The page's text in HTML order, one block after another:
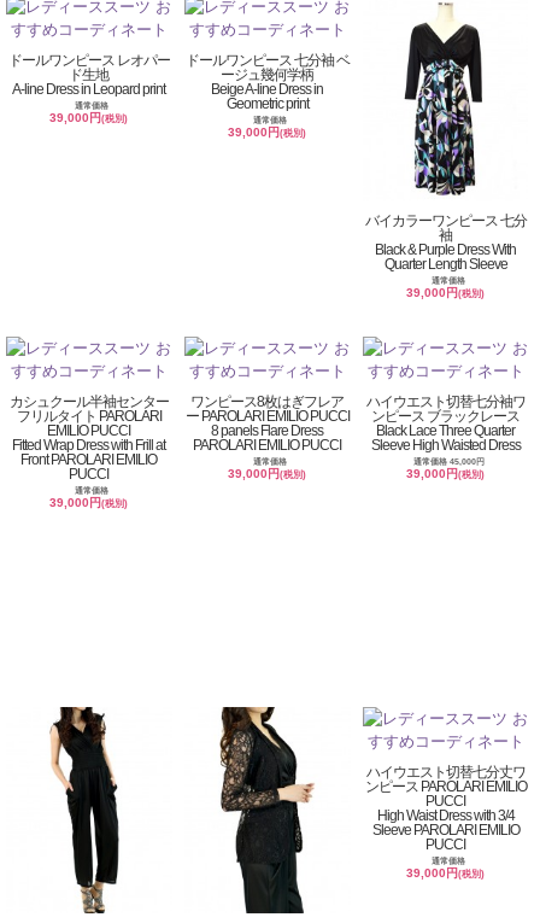
ドールワンピース レオパー
ド生地
A-line Dress in Leopard print
通常価格
39,000円(税別)
ドールワンピース 七分袖 ベ
ージュ幾何学柄
Beige A-line Dress in
Geometric print
通常価格
39,000円(税別)
バイカラーワンピース 七分
袖
Black & Purple Dress With
Quarter Length Sleeve
通常価格
39,000円(税別)
カシュクール半袖センター
フリルタイト PAROLARI
EMILIO PUCCI
Fitted Wrap Dress with Frill at
Front PAROLARI EMILIO
PUCCI
通常価格
39,000円(税別)
ワンピース8枚はぎフレア
ー PAROLARI EMILIO PUCCI
8 panels Flare Dress
PAROLARI EMILIO PUCCI
通常価格
39,000円(税別)
ハイウエスト切替七分袖ワ
ンピース ブラックレース
Black Lace Three Quarter
Sleeve High Waisted Dress
通常価格 45,000円
39,000円(税別)
ハイウエスト切替七分丈ワ
ンピース PAROLARI EMILIO
PUCCI
High Waist Dress with 3/4
Sleeve PAROLARI EMILIO
PUCCI
通常価格
39,000円(税別)